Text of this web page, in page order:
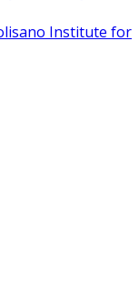
Institute for